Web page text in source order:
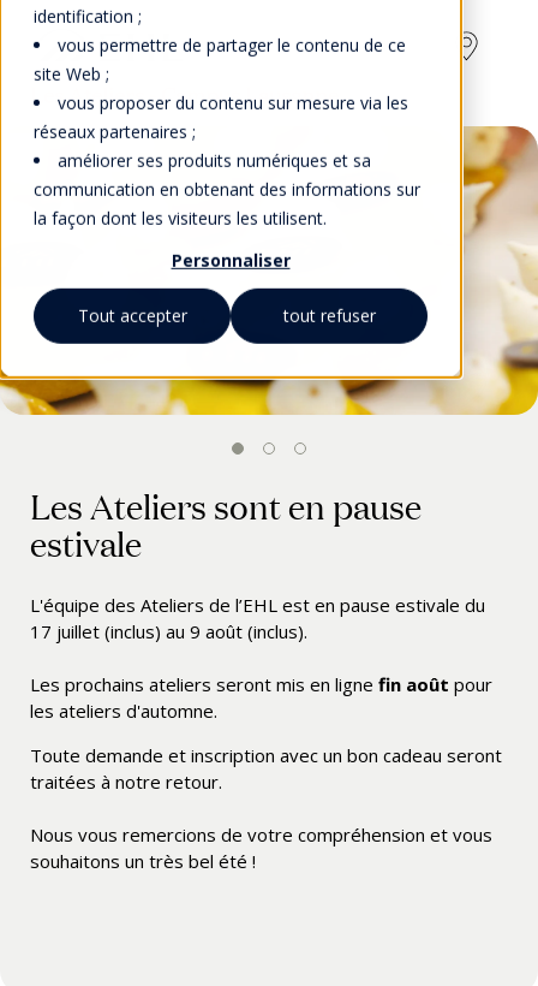
identification ;
vous permettre de partager le contenu de ce
site Web ;
vous proposer du contenu sur mesure via les
réseaux partenaires ;
améliorer ses produits numériques et sa
communication en obtenant des informations sur
la façon dont les visiteurs les utilisent.
Personnaliser
Tout accepter tout refuser
Les Ateliers - Campus Lausanne
Les Ateliers sont en pause
estivale
L'équipe des Ateliers de l’EHL est en pause estivale du
17 juillet (inclus) au 9 août (inclus).
Les prochains ateliers seront mis en ligne fin août pour
les ateliers d'automne.
Toute demande et inscription avec un bon cadeau seront
traitées à notre retour.
Nous vous remercions de votre compréhension et vous
souhaitons un très bel été !